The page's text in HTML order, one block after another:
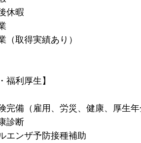
休暇
（取得実績あり）
福利厚生】
完備（雇用、労災、健康、厚生
診断
エンザ予防接種補助